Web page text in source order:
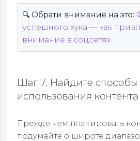
🔍 Обрати внимание на это:
успешного хука — как
внимание в соцсетях
Шаг 7. Найдите способы
использования контента
Прежде чем планировать
подумайте о широте